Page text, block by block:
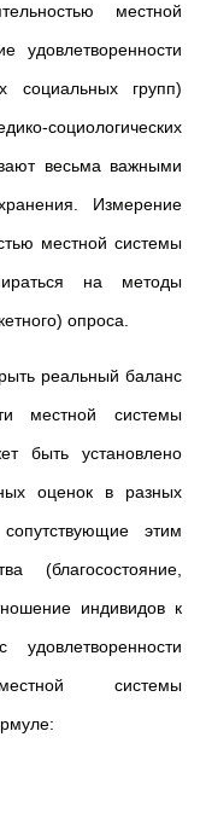
местной
удовлетворенности
социальных групп)
весьма важными
Измерение
местной системы
на методы
опроса.
реальный баланс
местной системы
быть установлено
оценок в разных
этим
(благосостояние,
индивидов к
системы